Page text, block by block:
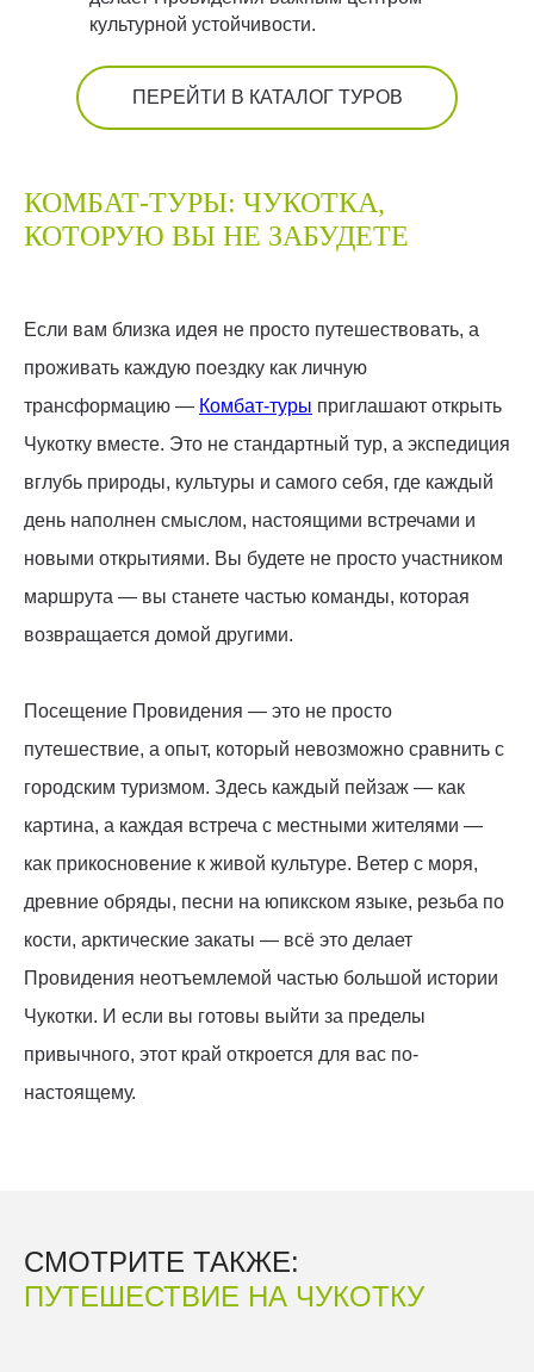
культурной устойчивости.
ПЕРЕЙТИ В КАТАЛОГ ТУРОВ
КОМБАТ-ТУРЫ: ЧУКОТКА,
КОТОРУЮ ВЫ НЕ ЗАБУДЕТЕ
Если вам близка идея не просто путешествовать, а
проживать каждую поездку как личную
трансформацию — Комбат-туры приглашают открыть
Чукотку вместе. Это не стандартный тур, а экспедиция
вглубь природы, культуры и самого себя, где каждый
день наполнен смыслом, настоящими встречами и
новыми открытиями. Вы будете не просто участником
маршрута — вы станете частью команды, которая
возвращается домой другими.
Посещение Провидения — это не просто
путешествие, а опыт, который невозможно сравнить с
городским туризмом. Здесь каждый пейзаж — как
картина, а каждая встреча с местными жителями —
как прикосновение к живой культуре. Ветер с моря,
древние обряды, песни на юпикском языке, резьба по
кости, арктические закаты — всё это делает
Провидения неотъемлемой частью большой истории
Чукотки. И если вы готовы выйти за пределы
привычного, этот край откроется для вас по-
настоящему.
СМОТРИТЕ ТАКЖЕ:
ПУТЕШЕСТВИЕ НА ЧУКОТКУ